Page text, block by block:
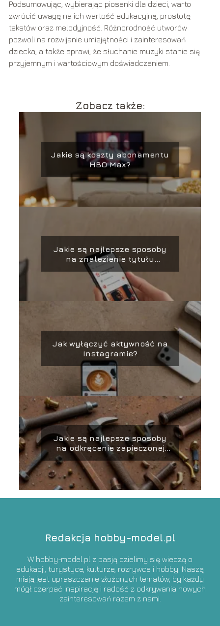
Podsumowując, wybierając piosenki dla dzieci, warto
zwrócić uwagę na ich wartość edukacyjną, prostotę
tekstów oraz melodyjność. Różnorodność utworów
pozwoli na rozwijanie umiejętności i zainteresowań
dziecka, a także sprawi, że słuchanie muzyki stanie się
przyjemnym i wartościowym doświadczeniem.
Zobacz także:
Jakie są koszty abonamentu
HBO Max?
Jakie są najlepsze sposoby
na znalezienie tytułu
piosenki po fragmencie?
Jak wyłączyć aktywność na
Instagramie?
Jakie są najlepsze sposoby
na odkręcenie zapieczonej
śruby?
Redakcja hobby-model.pl
W hobby-model.pl z pasją dzielimy się wiedzą o
edukacji, turystyce, kulturze, rozrywce i hobby. Naszą
misją jest upraszczanie złożonych tematów, by każdy
mógł czerpać inspirację i radość z odkrywania nowych
zainteresowań razem z nami.